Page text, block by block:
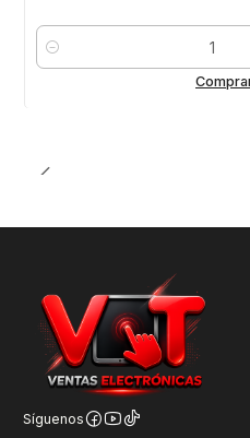
Cantidad
Síguenos